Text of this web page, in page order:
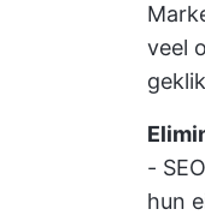
veel
-
hun